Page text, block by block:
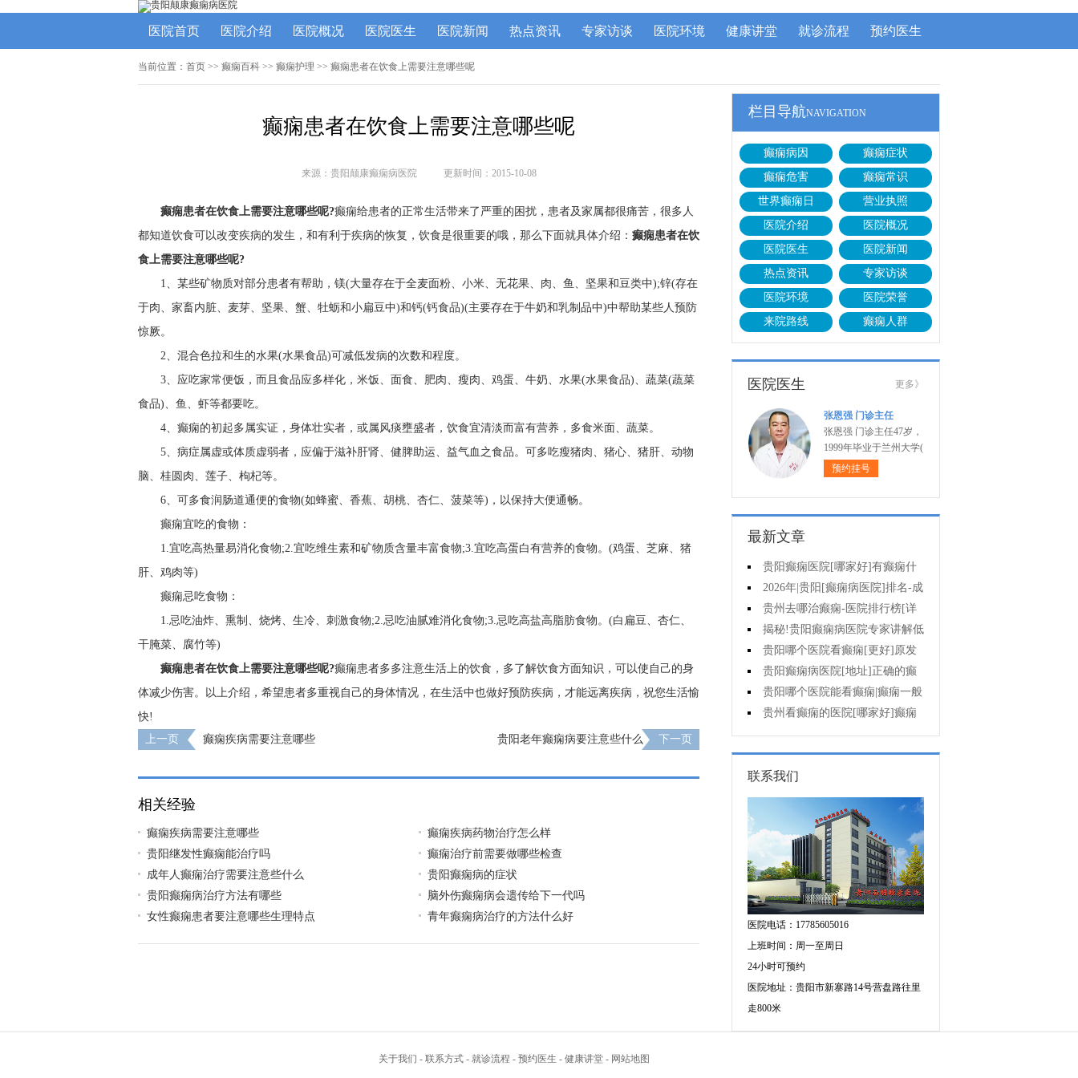
医院首页 医院介绍 医院概况 医院医生 医院新闻 热点资讯 专家访谈 医院环境 健康讲堂 就诊流程 预约医生
当前位置： 首页 >> 癫痫百科 >> 癫痫护理 >> 癫痫患者在饮食上需要注意哪些呢
癫痫患者在饮食上需要注意哪些呢
来源：贵阳颠康癫痫病医院 更新时间：2015-10-08
癫痫患者在饮食上需要注意哪些呢?癫痫给患者的正常生活带来了严重的困扰，患者及家属都很痛苦，很多人
都知道饮食可以改变疾病的发生，和有利于疾病的恢复，饮食是很重要的哦，那么下面就具体介绍： 癫痫患者在饮
食上需要注意哪些呢?
1、某些矿物质对部分患者有帮助，镁(大量存在于全麦面粉、小米、无花果、肉、鱼、坚果和豆类中);锌(存在
于肉、家畜内脏、麦芽、坚果、蟹、牡蛎和小扁豆中)和钙(钙食品)(主要存在于牛奶和乳制品中)中帮助某些人预防
惊厥。
2、混合色拉和生的水果(水果食品)可减低发病的次数和程度。
3、应吃家常便饭，而且食品应多样化，米饭、面食、肥肉、瘦肉、鸡蛋、牛奶、水果(水果食品)、蔬菜(蔬菜
食品)、鱼、虾等都要吃。
4、癫痫的初起多属实证，身体壮实者，或属风痰壅盛者，饮食宜清淡而富有营养，多食米面、蔬菜。
5、病症属虚或体质虚弱者，应偏于滋补肝肾、健脾助运、益气血之食品。可多吃瘦猪肉、猪心、猪肝、动物
脑、桂圆肉、莲子、枸杞等。
6、可多食润肠道通便的食物(如蜂蜜、香蕉、胡桃、杏仁、菠菜等)，以保持大便通畅。
癫痫宜吃的食物：
1.宜吃高热量易消化食物;2.宜吃维生素和矿物质含量丰富食物;3.宜吃高蛋白有营养的食物。(鸡蛋、芝麻、猪
肝、鸡肉等)
癫痫忌吃食物：
1.忌吃油炸、熏制、烧烤、生冷、刺激食物;2.忌吃油腻难消化食物;3.忌吃高盐高脂肪食物。(白扁豆、杏仁、
干腌菜、腐竹等)
癫痫患者在饮食上需要注意哪些呢?癫痫患者多多注意生活上的饮食，多了解饮食方面知识，可以使自己的身
体减少伤害。以上介绍，希望患者多重视自己的身体情况，在生活中也做好预防疾病，才能远离疾病，祝您生活愉
快!
上一页
癫痫疾病需要注意哪些 贵阳老年癫痫病要注意些什么 下一页
相关经验
癫痫疾病需要注意哪些
癫痫疾病药物治疗怎么样
贵阳继发性癫痫能治疗吗
癫痫治疗前需要做哪些检查
成年人癫痫治疗需要注意些什么
贵阳癫痫病的症状
贵阳癫痫病治疗方法有哪些
脑外伤癫痫病会遗传给下一代吗
女性癫痫患者要注意哪些生理特点
青年癫痫病治疗的方法什么好
栏目导航NAVIGATION
癫痫病因
癫痫症状
癫痫危害
癫痫常识
世界癫痫日
营业执照
医院介绍
医院概况
医院医生
医院新闻
热点资讯
专家访谈
医院环境
医院荣誉
来院路线
癫痫人群
医院医生 更多》
张恩强 门诊主任
张恩强 门诊主任47岁，
1999年毕业于兰州大学(
预约挂号
最新文章
贵阳癫痫医院[哪家好]有癫痫什
么不能吃什么药?
2026年|贵阳[癫痫病医院]排名-成
人癫痫急救措施护理
贵州去哪治癫痫-医院排行榜[详
细排名]癫痫病人可以吃什么食物?
揭秘!贵阳癫痫病医院专家讲解低
血糖会抽搐吗?
贵阳哪个医院看癫痫[更好]原发
性母猪疯能治好吗?
贵阳癫痫病医院[地址]正确的癫
痫护理是什么?
贵阳哪个医院能看癫痫|癫痫一般
会出现哪些症状?
贵州看癫痫的医院[哪家好]癫痫
的成因有哪些?
联系我们
医院电话：17785605016
上班时间：周一至周日
24小时可预约
医院地址：贵阳市新寨路14号营盘路往里
走800米
关于我们 - 联系方式 - 就诊流程 - 预约医生 - 健康讲堂 - 网站地图